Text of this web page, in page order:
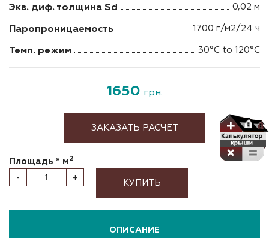
Экв. диф. толщина Sd 0,02 м
Паропроницаемость 1700 г/м2/24 ч
Темп. режим 30°C to 120°C
1650 грн.
ЗАКАЗАТЬ РАСЧЕТ
Площадь * м2
- + КУПИТЬ
ОПИСАНИЕ